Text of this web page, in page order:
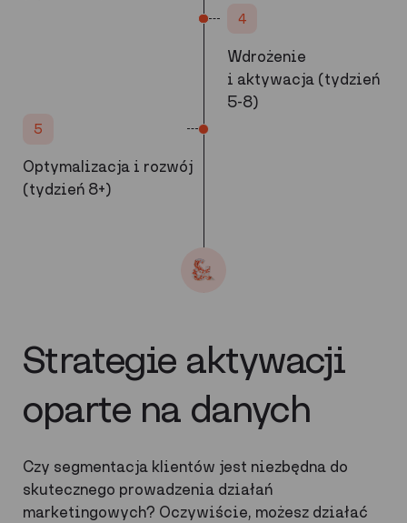
4
Wdrożenie
i aktywacja (tydzień
5-8)
5
Optymalizacja i rozwój
(tydzień 8+)
Strategie aktywacji
oparte na danych
Czy segmentacja klientów jest niezbędna do
skutecznego prowadzenia działań
marketingowych? Oczywiście, możesz działać